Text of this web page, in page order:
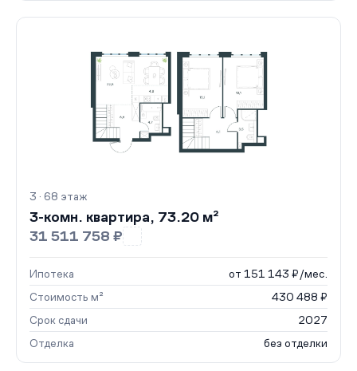
3 · 68 этаж
3-комн. квартира, 73.20 м²
31 511 758 ₽
Ипотека
от 151 143 ₽/мес.
Стоимость м²
430 488 ₽
Срок сдачи
2027
Отделка
без отделки